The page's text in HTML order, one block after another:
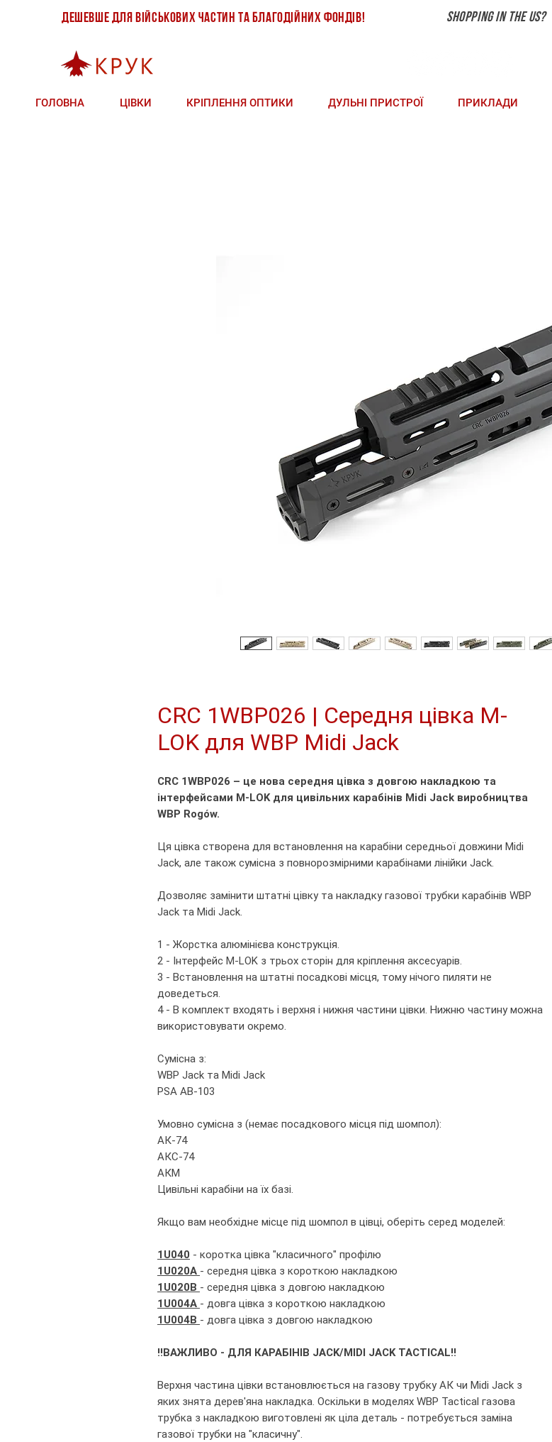
дешевше для військових частин та благодійних фондів! shopping in the US?
ГОЛОВНА ЦІВКИ КРІПЛЕННЯ ОПТИКИ ДУЛЬНІ ПРИСТРОЇ ПРИКЛАДИ
CRC 1WBP026 | Середня цівка M-
LOK для WBP Midi Jack
CRC 1WBP026 – це нова середня цівка з довгою накладкою та
інтерфейсами M-LOK для цивільних карабінів Midi Jack виробництва
WBP Rogów.
Ця цівка створена для встановлення на карабіни середньої довжини Midi
Jack, але також сумісна з повнорозмірними карабінами лінійки Jack.
Дозволяє замінити штатні цівку та накладку газової трубки карабінів WBP
Jack та Midi Jack.
1 - Жорстка алюмінієва конструкція.
2 - Інтерфейс M-LOK з трьох сторін для кріплення аксесуарів.
3 - Встановлення на штатні посадкові місця, тому нічого пиляти не
доведеться.
4 - В комплект входять і верхня і нижня частини цівки. Нижню частину можна
використовувати окремо.
Сумісна з:
WBP Jack та Midi Jack
PSA AB-103
Умовно сумісна з (немає посадкового місця під шомпол):
АК-74
АКС-74
АКМ
Цивільні карабіни на їх базі.
Якщо вам необхідне місце під шомпол в цівці, оберіть серед моделей:
1U040 - коротка цівка "класичного" профілю
1U020A - середня цівка з короткою накладкою
1U020B - середня цівка з довгою накладкою
1U004A - довга цівка з короткою накладкою
1U004B - довга цівка з довгою накладкою
!!ВАЖЛИВО - ДЛЯ КАРАБІНІВ JACK/MIDI JACK TACTICAL!!
Верхня частина цівки встановлюється на газову трубку АК чи Midi Jack з
яких знята дерев'яна накладка. Оскільки в моделях WBP Tactical газова
трубка з накладкою виготовлені як ціла деталь - потребується заміна
газової трубки на "класичну".